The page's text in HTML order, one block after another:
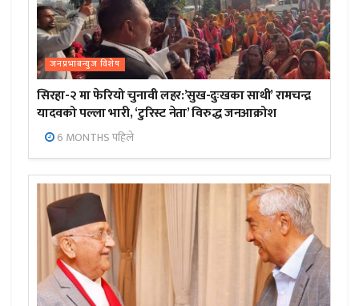
जनप्रभाबन्युज विशेष
सिरहा-२ मा फेरियो चुनावी लहर:’सुख-दुःखका साथी’ रामचन्द्र
यादवको पल्ला भारी, ‘टुरिस्ट नेता’ विरुद्ध जनआक्रोश
6 MONTHS पहिले